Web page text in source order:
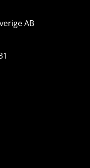
ZMA, 90 caps
AB